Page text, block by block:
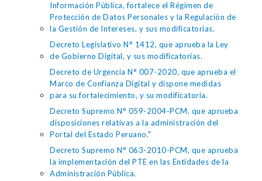
Información Pública, fortalece el Régimen de
Protección de Datos Personales y la Regulación de
la Gestión de Intereses, y sus modificatorias.
Decreto Legislativo N° 1412, que aprueba la Ley
de Gobierno Digital, y sus modificatorias.
Decreto de Urgencia N° 007-2020, que aprueba el
Marco de Confianza Digital y dispone medidas
para su fortalecimiento, y su modificatoria.
Decreto Supremo N° 059-2004-PCM, que aprueba
disposiciones relativas a la administración del
Portal del Estado Peruano."
Decreto Supremo N° 063-2010-PCM, que aprueba
la implementación del PTE en las Entidades de la
Administración Pública.